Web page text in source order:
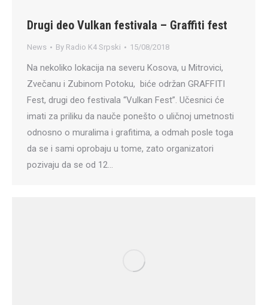
Drugi deo Vulkan festivala – Graffiti fest
News By Radio K4 Srpski 15/08/2018
Na nekoliko lokacija na severu Kosova, u Mitrovici,
Zvečanu i Zubinom Potoku, biće održan GRAFFITI
Fest, drugi deo festivala “Vulkan Fest”. Učesnici će
imati za priliku da nauče ponešto o uličnoj umetnosti
odnosno o muralima i grafitima, a odmah posle toga
da se i sami oprobaju u tome, zato organizatori
pozivaju da se od 12…